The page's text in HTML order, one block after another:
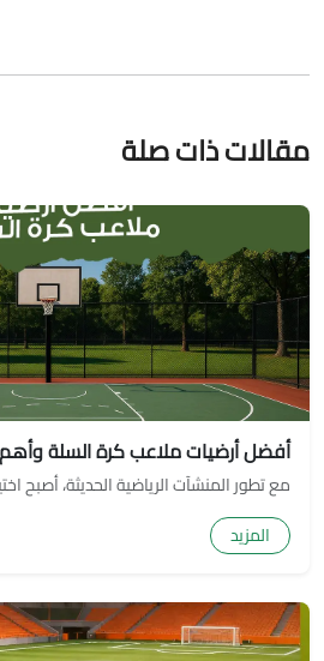
مقالات ذات صلة
أفضل أرضيات ملاعب كرة السلة وأهم
مع تطور المنشآت الرياضية الحديثة، أصبح
المزيد